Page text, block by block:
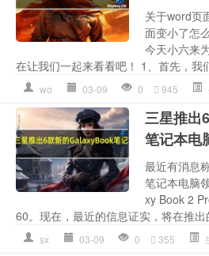
关于word页
面变小了怎
今天小六来
在让我们一起来看看吧！ 1、首先，我
wo 03-09 0 945
三星推出
笔记本电
最近有消息
笔记本电脑
xy Book 2
60。现在，最近的信息证实，将在推
sx 03-09 0 355